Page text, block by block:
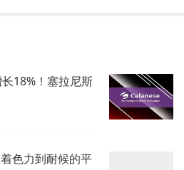
18%！塞拉尼斯
色力到耐候的平